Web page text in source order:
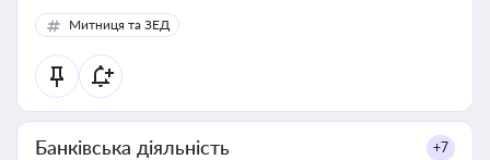
Митниця та ЗЕД
Банківська діяльність +7